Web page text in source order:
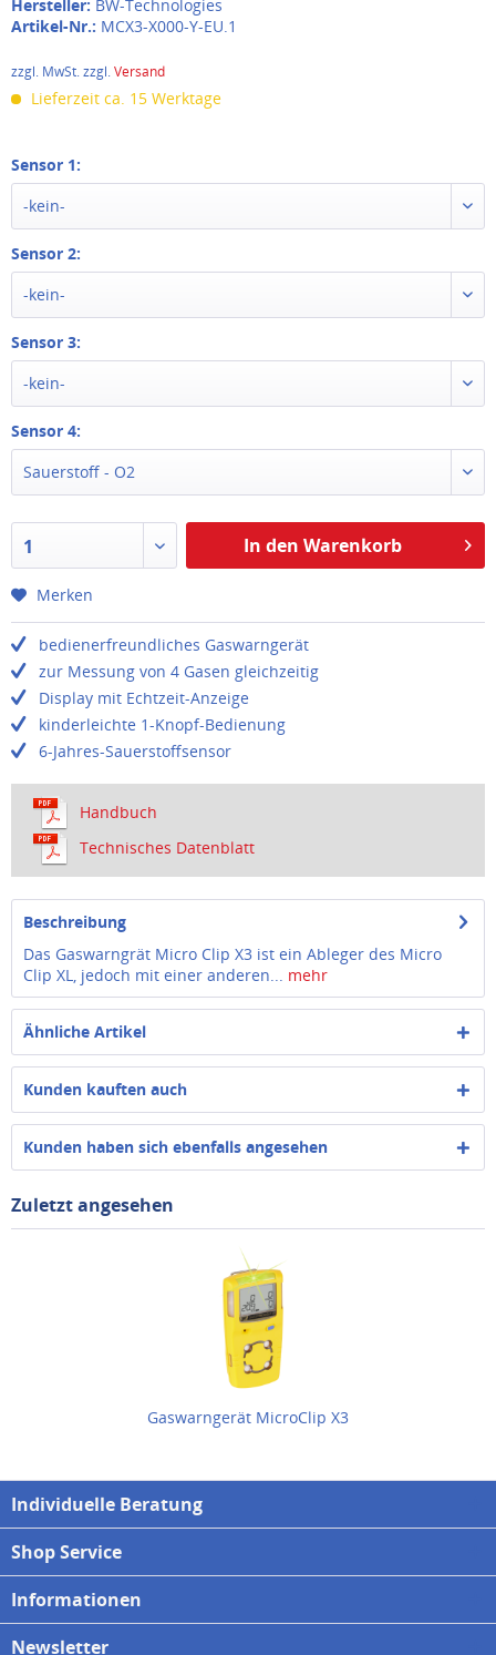
Hersteller: BW-Technologies
Artikel-Nr.: MCX3-X000-Y-EU.1
zzgl. MwSt. zzgl.Versand
Lieferzeit ca. 15 Werktage
Sensor 1:
-kein-
Sensor 2:
-kein-
Sensor 3:
-kein-
Sensor 4:
Sauerstoff - O2
1 In den Warenkorb
Merken
bedienerfreundliches Gaswarngerät
zur Messung von 4 Gasen gleichzeitig
Display mit Echtzeit-Anzeige
kinderleichte 1-Knopf-Bedienung
6-Jahres-Sauerstoffsensor
Handbuch
Technisches Datenblatt
Beschreibung
Das Gaswarngrät Micro Clip X3 ist ein Ableger des Micro
Clip XL, jedoch mit einer anderen... mehr
Ähnliche Artikel
Kunden kauften auch
Kunden haben sich ebenfalls angesehen
Zuletzt angesehen
Gaswarngerät MicroClip X3
Individuelle Beratung
Shop Service
Informationen
Newsletter